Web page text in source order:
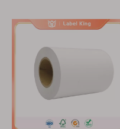
aluminizante de
60um/PET transparente
de 30um